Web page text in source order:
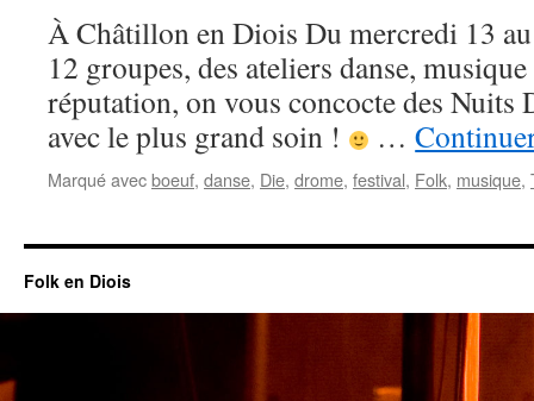
À Châtillon en Diois Du mercredi 13
12 groupes, des ateliers danse,
réputation, on vous concocte des Nuits
avec le plus grand soin !
…
Marqué avecboeuf, danse, Die, drome, festival, Folk, musique,
Folk en Diois